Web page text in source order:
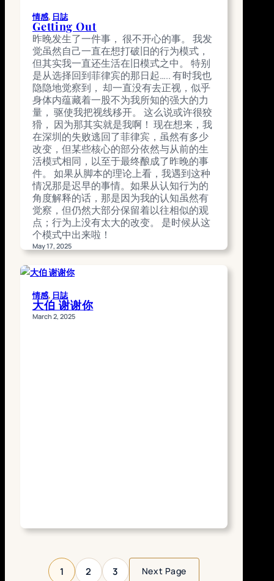
那是住家饭啊。 要是躲在家中，以上的种
种自然都不会遇到。
May 18, 2025
情感, 日誌
Getting Out
昨晚发生了一件事， 很不开心的事。 我发
觉虽然自己一直在想打破旧的行为模式，
但其实我一直还生活在旧模式之中。 特别
是从选择回到菲律宾的那日起….. 有时我也
隐隐地觉察到， 却一直没有去正视，似乎
身体内蕴藏着一股不为我所知的强大的力
量， 驱使我把视线移开。 这么说或许很狡
猾， 因为那其实就是我啊！ 现在想来，我
在深圳的失败逃回了菲律宾，虽然有多少
改变，但某些核心的部分依然与从前的生
活模式相同，以至于最终酿成了昨晚的事
件。 如果从脚本的理论上看，我遇到这种
情况那是迟早的事情。如果从认知行为的
角度解释的话，那是因为我的认知虽然有
觉察，但仍然大部分保留着以往相似的观
点；行为上没有太大的改变。 是时候从这
个模式中出来啦！
May 17, 2025
情感, 日誌
大伯 谢谢你
March 2, 2025
1 2 3 Next Page